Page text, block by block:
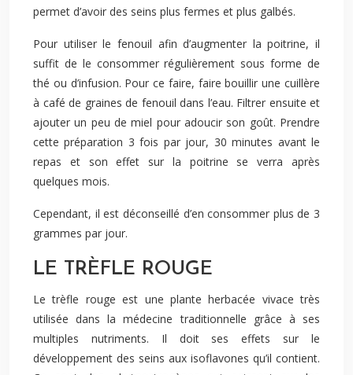
permet d’avoir des seins plus fermes et plus galbés.
Pour utiliser le fenouil afin d’augmenter la poitrine, il
suffit de le consommer régulièrement sous forme de
thé ou d’infusion. Pour ce faire, faire bouillir une cuillère
à café de graines de fenouil dans l’eau. Filtrer ensuite et
ajouter un peu de miel pour adoucir son goût. Prendre
cette préparation 3 fois par jour, 30 minutes avant le
repas et son effet sur la poitrine se verra après
quelques mois.
Cependant, il est déconseillé d’en consommer plus de 3
grammes par jour.
LE TRÈFLE ROUGE
Le trèfle rouge est une plante herbacée vivace très
utilisée dans la médecine traditionnelle grâce à ses
multiples nutriments. Il doit ses effets sur le
développement des seins aux isoflavones qu’il contient.